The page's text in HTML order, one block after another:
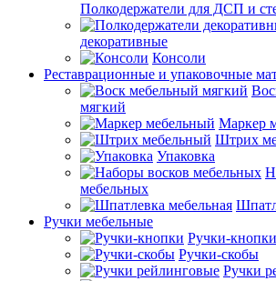
Полкодержатели для ДСП и
декоративные
Консоли
Реставрационные и упаковочные
мягкий
Маркер
Штрих
Упаковка
мебельных
Ручки мебельные
Ручки-кнопки
Ручки-скобы
Ручки